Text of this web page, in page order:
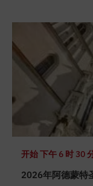
开始下午 6 时 30
2026年阿德蒙特